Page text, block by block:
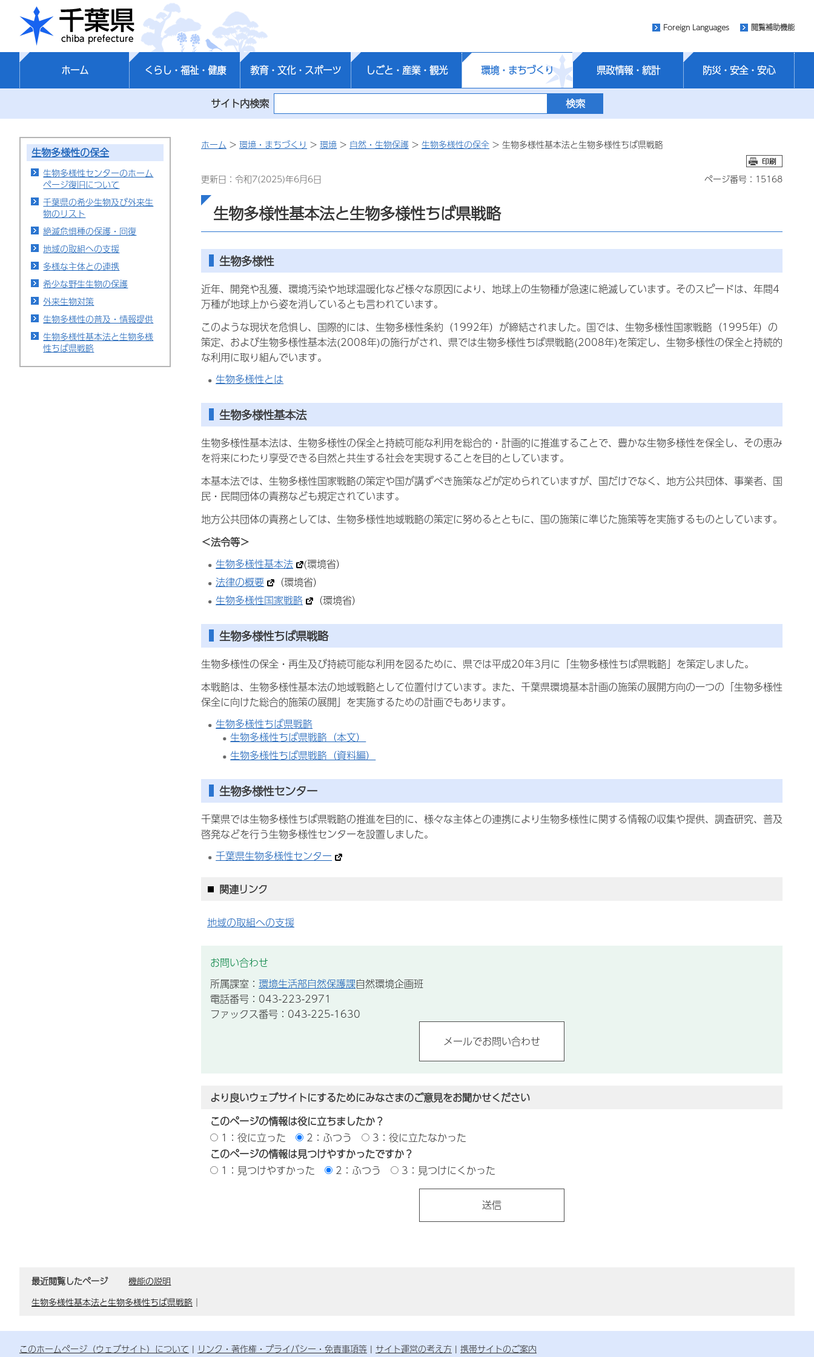
千葉県
Foreign Languages 閲覧補助機能
ホーム くらし・福祉・健康 教育・文化・スポーツ しごと・産業・観光 環境・まちづくり 県政情報・統計 防災・安全・安心
サイト内検索
生物多様性の保全
生物多様性センターのホーム
ページ復旧について
千葉県の希少生物及び外来生
物のリスト
絶滅危惧種の保護・回復
地域の取組への支援
多様な主体との連携
希少な野生生物の保護
外来生物対策
生物多様性の普及・情報提供
生物多様性基本法と生物多様
性ちば県戦略
ホーム > 環境・まちづくり > 環境 > 自然・生物保護 > 生物多様性の保全 > 生物多様性基本法と生物多様性ちば県戦略
更新日：令和7(2025)年6月6日 ページ番号：15168
生物多様性基本法と生物多様性ちば県戦略
生物多様性
近年、開発や乱獲、環境汚染や地球温暖化など様々な原因により、地球上の生物種が急速に絶滅しています。そのスピードは、年間4
万種が地球上から姿を消しているとも言われています。
このような現状を危惧し、国際的には、生物多様性条約（1992年）が締結されました。国では、生物多様性国家戦略（1995年）の
策定、および生物多様性基本法(2008年)の施行がされ、県では生物多様性ちば県戦略(2008年)を策定し、生物多様性の保全と持続的
な利用に取り組んでいます。
生物多様性とは
生物多様性基本法
生物多様性基本法は、生物多様性の保全と持続可能な利用を総合的・計画的に推進することで、豊かな生物多様性を保全し、その恵み
を将来にわたり享受できる自然と共生する社会を実現することを目的としています。
本基本法では、生物多様性国家戦略の策定や国が講ずべき施策などが定められていますが、国だけでなく、地方公共団体、事業者、国
民・民間団体の責務なども規定されています。
地方公共団体の責務としては、生物多様性地域戦略の策定に努めるとともに、国の施策に準じた施策等を実施するものとしています。
＜法令等＞
生物多様性基本法
(環境省）
法律の概要
（環境省）
生物多様性国家戦略
（環境省）
生物多様性ちば県戦略
生物多様性の保全・再生及び持続可能な利用を図るために、県では平成20年3月に「生物多様性ちば県戦略」を策定しました。
本戦略は、生物多様性基本法の地域戦略として位置付けています。また、千葉県環境基本計画の施策の展開方向の一つの「生物多様性
保全に向けた総合的施策の展開」を実施するための計画でもあります。
生物多様性ちば県戦略
生物多様性ちば県戦略（本文）
生物多様性ちば県戦略（資料編）
生物多様性センター
千葉県では生物多様性ちば県戦略の推進を目的に、様々な主体との連携により生物多様性に関する情報の収集や提供、調査研究、普及
啓発などを行う生物多様性センターを設置しました。
千葉県生物多様性センター
関連リンク
地域の取組への支援
お問い合わせ
所属課室： 環境生活部自然保護課自然環境企画班
電話番号：043-223-2971
ファックス番号：043-225-1630
より良いウェブサイトにするためにみなさまのご意見をお聞かせください
このページの情報は役に立ちましたか？
1：役に立った
2：ふつう
3：役に立たなかった
このページの情報は見つけやすかったですか？
1：見つけやすかった
2：ふつう 3：見つけにくかった
最近閲覧したページ
機能の説明
生物多様性基本法と生物多様性ちば県戦略 ｜
このホームページ（ウェブサイト）について リンク・著作権・プライバシー・免責事項等 サイト運営の考え方 携帯サイトのご案内